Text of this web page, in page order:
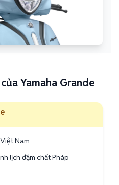
Yamaha Grande
Nam
lịch đậm chất Pháp